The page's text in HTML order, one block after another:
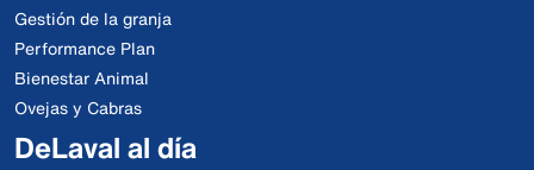
Gestión de la granja
Performance Plan
Bienestar Animal
Ovejas y Cabras
DeLaval al día